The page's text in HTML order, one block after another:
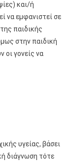
και/ή
να εμφανιστεί σε
παιδικής
στην παιδική
οι γονείς να
υγείας, βάσει
διάγνωση τότε